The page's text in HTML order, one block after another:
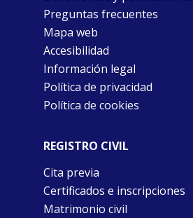
Preguntas frecuentes
Mapa web
Accesibilidad
Información legal
Política de privacidad
Política de cookies
REGISTRO CIVIL
Cita previa
Certificados e inscripciones
Matrimonio civil